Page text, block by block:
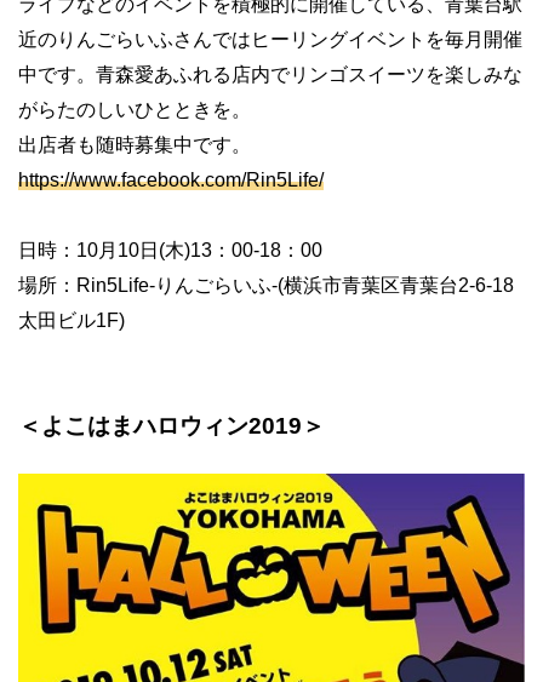
ライブなどのイベントを積極的に開催している、青葉台駅
近のりんごらいふさんではヒーリングイベントを毎月開催
中です。青森愛あふれる店内でリンゴスイーツを楽しみな
がらたのしいひとときを。
出店者も随時募集中です。
https://www.facebook.com/Rin5Life/
日時：10月10日(木)13：00-18：00
場所：Rin5Life-りんごらいふ-(横浜市青葉区青葉台2-6-18
太田ビル1F)
＜よこはまハロウィン2019＞